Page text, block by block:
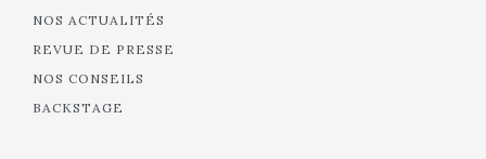
NOS ACTUALITÉS
REVUE DE PRESSE
NOS CONSEILS
BACKSTAGE